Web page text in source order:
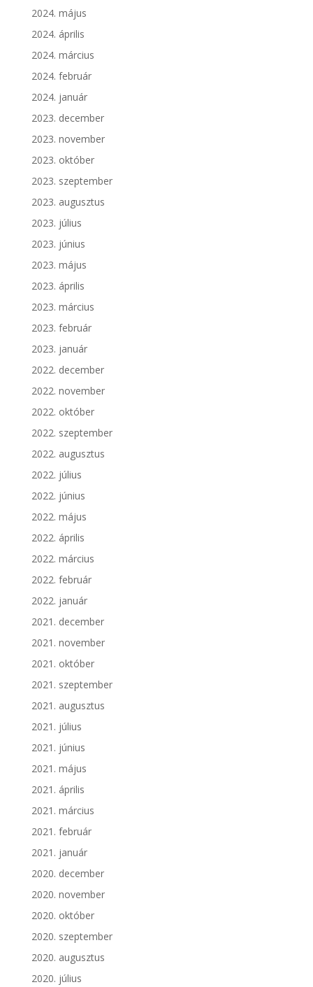
2024. május
2024. április
2024. március
2024. február
2024. január
2023. december
2023. november
2023. október
2023. szeptember
2023. augusztus
2023. július
2023. június
2023. május
2023. április
2023. március
2023. február
2023. január
2022. december
2022. november
2022. október
2022. szeptember
2022. augusztus
2022. július
2022. június
2022. május
2022. április
2022. március
2022. február
2022. január
2021. december
2021. november
2021. október
2021. szeptember
2021. augusztus
2021. július
2021. június
2021. május
2021. április
2021. március
2021. február
2021. január
2020. december
2020. november
2020. október
2020. szeptember
2020. augusztus
2020. július